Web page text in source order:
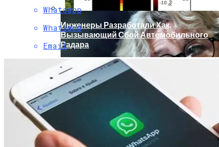
Инженеры Разработали Хак,
Вызывающий Сбой Автомобильного
Радара
Whatsapp
Whatsapp
Email